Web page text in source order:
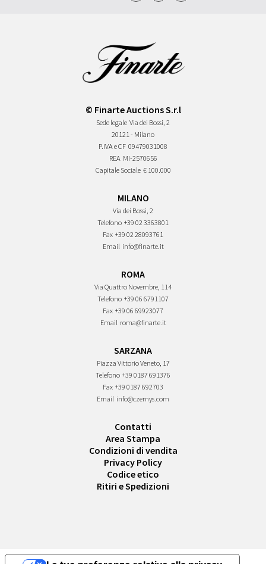
© Finarte Auctions S.r.l
Sede legale Via dei Bossi, 2
20121 - Milano
P.IVA e CF 09479031008
REA MI-2570656
Capitale Sociale € 100.000
MILANO
Via dei Bossi, 2
Telefono +39 02 3363801
Fax +39 02 28093761
Email info@finarte.it
ROMA
Via Quattro Novembre, 114
Telefono +39 06 6791107
Fax +39 06 69923077
Email roma@finarte.it
SARZANA
Piazza Vittorio Veneto, 17
Telefono +39 0187 691376
Fax +39 0187 692703
Email info@czernys.com
Contatti
Area Stampa
Condizioni di vendita
Privacy Policy
Codice etico
Ritiri e Spedizioni